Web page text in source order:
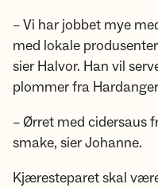
– Vi har jobbet mye
med lokale
sier Halvor. Han vil
plommer fra
– Ørret med cidersaus
smake, sier Johanne.
Kjæresteparet skal